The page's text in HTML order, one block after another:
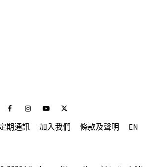
FacebookInstagramYoutubeTwitter
期通訊 加入我們 條款及聲明 EN